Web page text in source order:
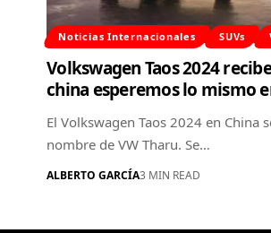
Noticias Internacionales SUVs
Volkswagen Taos 2024
china esperemos lo mismo
El Volkswagen Taos 2024 en China
nombre de VW Tharu. Se…
ALBERTO GARCÍA3 MIN READ